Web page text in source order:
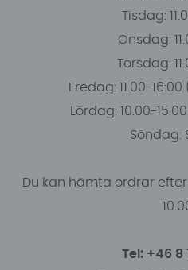
Tisdag:
Onsdag:
Torsdag:
Fredag: 11.00-
Lördag: 10.00-
Söndag:
Du kan hämta ordrar
Tel: +46 8